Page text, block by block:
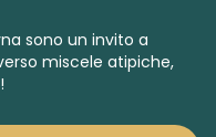
sono un invito a
miscele atipiche,